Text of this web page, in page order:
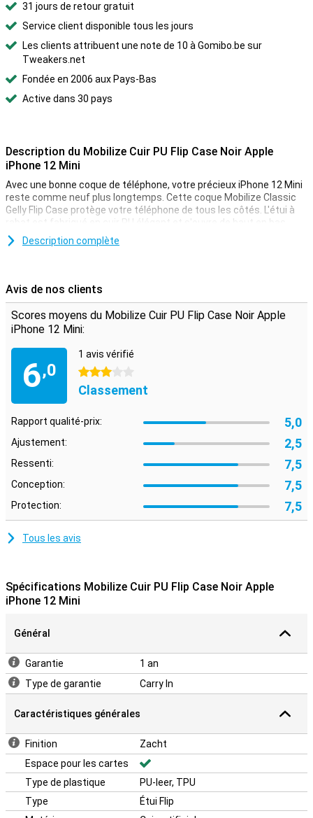
31 jours de retour gratuit
Service client disponible tous les jours
Les clients attribuent une note de 10 à Gomibo.be sur
Tweakers.net
Fondée en 2006 aux Pays-Bas
Active dans 30 pays
Description du Mobilize Cuir PU Flip Case Noir Apple
iPhone 12 Mini
Avec une bonne coque de téléphone, votre précieux iPhone 12 Mini
reste comme neuf plus longtemps. Cette coque Mobilize Classic
Gelly Flip Case protège votre téléphone de tous les côtés. L'étui à
rabat est fabriqué en cuir PU élégant et s'ouvre de haut en bas.
L'étui interne en TPU offre une protection et une résistance
supplémentaires.
vous voulez sortir avec seulement votre iPhone et votre carte
bancaire. Une fermeture magnétique sur le dessus empêche le flip
cover de s'ouvrir.
Description complète
Avis de nos clients
Scores moyens du Mobilize Cuir PU Flip Case Noir Apple
iPhone 12 Mini:
6,0
1 avis vérifié
3 étoiles
Classement
Rapport qualité-prix: 5,0
Ajustement: 2,5
Ressenti: 7,5
Conception: 7,5
Protection: 7,5
Tous les avis
Spécifications Mobilize Cuir PU Flip Case Noir Apple
iPhone 12 Mini
Général
Garantie
1 an
Type de garantie
Carry In
Caractéristiques générales
Finition
Zacht
Espace pour les cartes
Type de plastique
PU-leer, TPU
Type
Étui Flip